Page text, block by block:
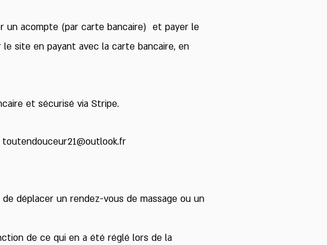
un acompte (par carte bancaire) et payer le
site en payant avec la carte bancaire, en
et sécurisé via Stripe.
toutendouceur21@outlook.fr
de déplacer un rendez-vous de massage ou un
de ce qui en a été réglé lors de la